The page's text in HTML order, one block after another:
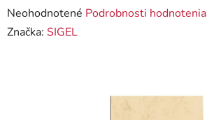
Priemerné
hodnotenie
Neohodnotené Podrobnosti hodnotenia
Značka: SIGEL